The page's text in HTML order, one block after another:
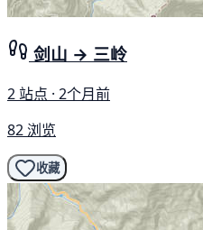
剑山 → 三岭
2 站点 · 2个月前
82 浏览
收藏